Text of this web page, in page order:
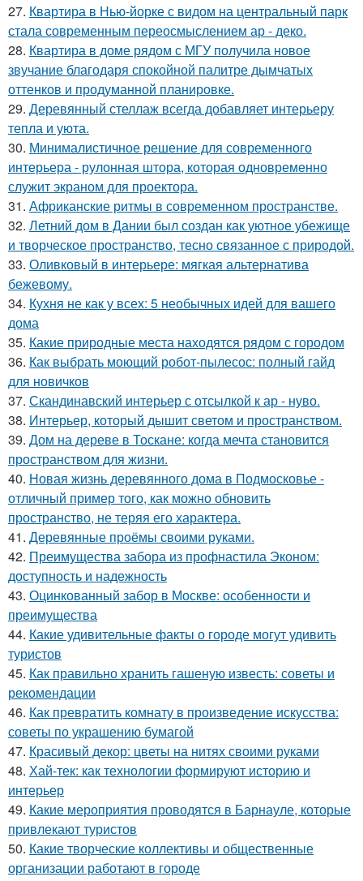
27. Квартира в Нью-йорке с видом на центральный парк
стала современным переосмыслением ар - деко.
28. Квартира в доме рядом с МГУ получила новое
звучание благодаря спокойной палитре дымчатых
оттенков и продуманной планировке.
29. Деревянный стеллаж всегда добавляет интерьеру
тепла и уюта.
30. Минималистичное решение для современного
интерьера - рулонная штора, которая одновременно
служит экраном для проектора.
31. Африканские ритмы в современном пространстве.
32. Летний дом в Дании был создан как уютное убежище
и творческое пространство, тесно связанное с природой.
33. Оливковый в интерьере: мягкая альтернатива
бежевому.
34. Кухня не как у всех: 5 необычных идей для вашего
дома
35. Какие природные места находятся рядом с городом
36. Как выбрать моющий робот-пылесос: полный гайд
для новичков
37. Скандинавский интерьер с отсылкой к ар - нуво.
38. Интерьер, который дышит светом и пространством.
39. Дом на дереве в Тоскане: когда мечта становится
пространством для жизни.
40. Новая жизнь деревянного дома в Подмосковье -
отличный пример того, как можно обновить
пространство, не теряя его характера.
41. Деревянные проёмы своими руками.
42. Преимущества забора из профнастила Эконом:
доступность и надежность
43. Оцинкованный забор в Москве: особенности и
преимущества
44. Какие удивительные факты о городе могут удивить
туристов
45. Как правильно хранить гашеную известь: советы и
рекомендации
46. Как превратить комнату в произведение искусства:
советы по украшению бумагой
47. Красивый декор: цветы на нитях своими руками
48. Хай-тек: как технологии формируют историю и
интерьер
49. Какие мероприятия проводятся в Барнауле, которые
привлекают туристов
50. Какие творческие коллективы и общественные
организации работают в городе